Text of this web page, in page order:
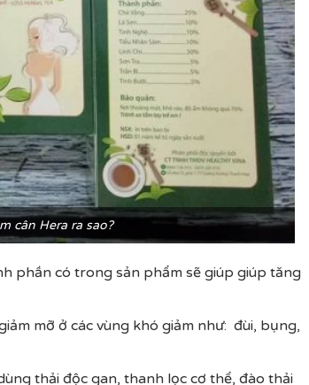
cân Hera ra sao?
phần có trong sản phẩm sẽ giúp giúp tăng
mỡ ở các vùng khó giảm như: đùi, bụng,
thải độc gan, thanh lọc cơ thể, đào thải